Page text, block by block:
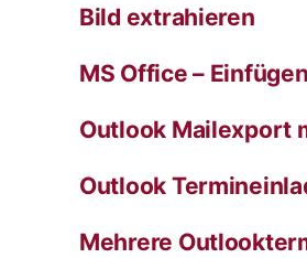
Bild extrahieren
MS Office –
Outlook Mailexport
Outlook
Mehrere